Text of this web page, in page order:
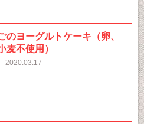
のヨーグルトケーキ（卵、
麦不使用）
2020.03.17